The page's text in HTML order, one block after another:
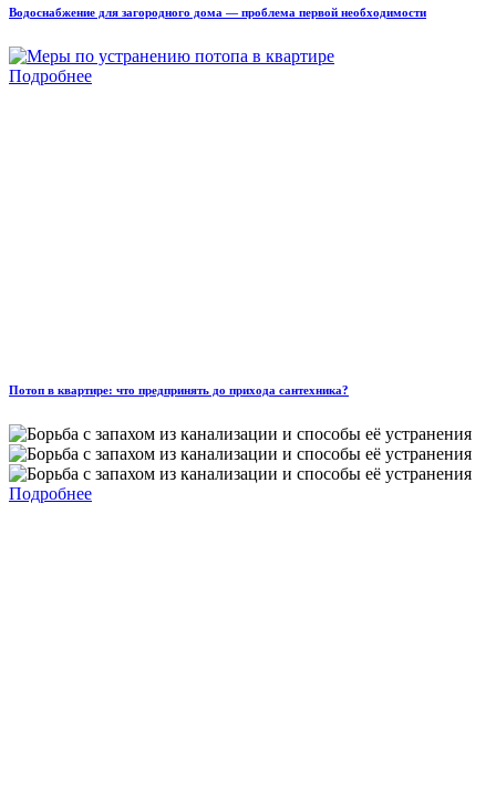
Водоснабжение для загородного дома — проблема первой необходимости
Подробнее
Потоп в квартире: что предпринять до прихода сантехника?
Подробнее